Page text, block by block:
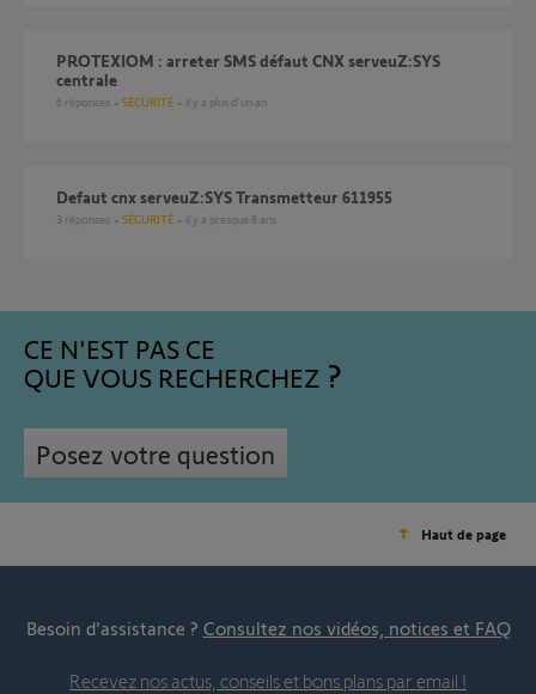
PROTEXIOM : arreter SMS défaut CNX serveuZ:SYS
centrale
6 réponses SÉCURITÉ il y a plus d'un an
Defaut cnx serveuZ:SYS Transmetteur 611955
3 réponses SÉCURITÉ il y a presque 8 ans
CE N'EST PAS CE
QUE VOUS RECHERCHEZ
Posez votre question
Haut de page
Besoin d’assistance ? Consultez nos vidéos, notices et FAQ
Recevez nos actus, conseils et bons plans par email !